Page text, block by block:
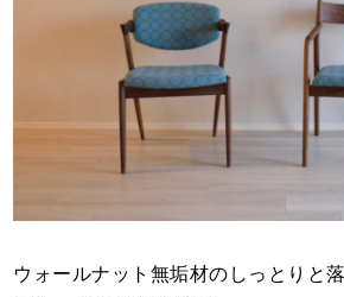
ウォールナット無垢材のしっとりと